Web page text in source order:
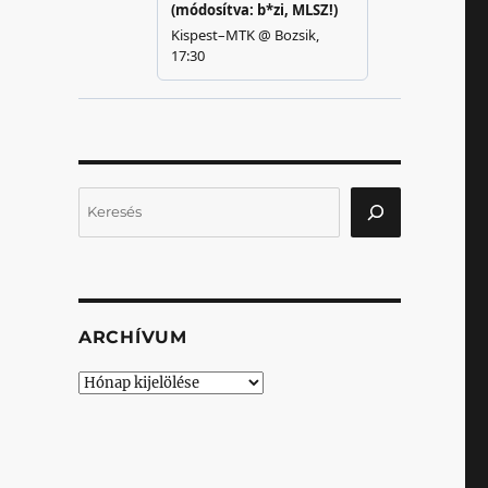
ARCHÍVUM
Archívum